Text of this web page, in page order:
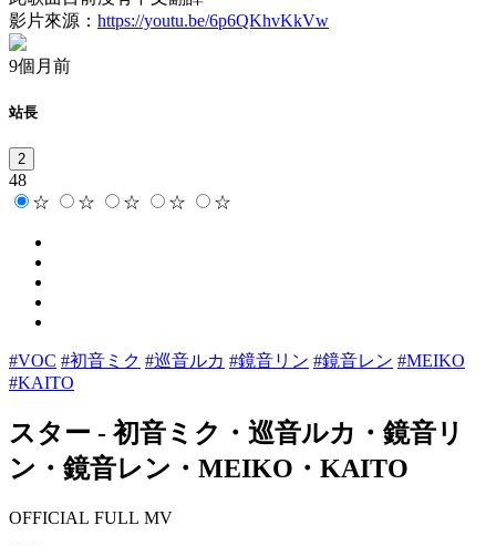
影片來源： https://youtu.be/6p6QKhvKkVw
9個月前
站長
2
48
☆
☆ ☆ ☆ ☆
#VOC #初音ミク #巡音ルカ #鏡音リン #鏡音レン #MEIKO
#KAITO
スター - 初音ミク・巡音ルカ・鏡音リ
ン・鏡音レン・MEIKO・KAITO
OFFICIAL FULL MV